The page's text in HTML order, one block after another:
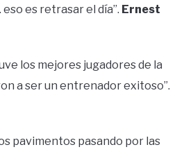
es retrasar el día”. Ernest
los mejores jugadores de la
a ser un entrenador exitoso”.
pavimentos pasando por las